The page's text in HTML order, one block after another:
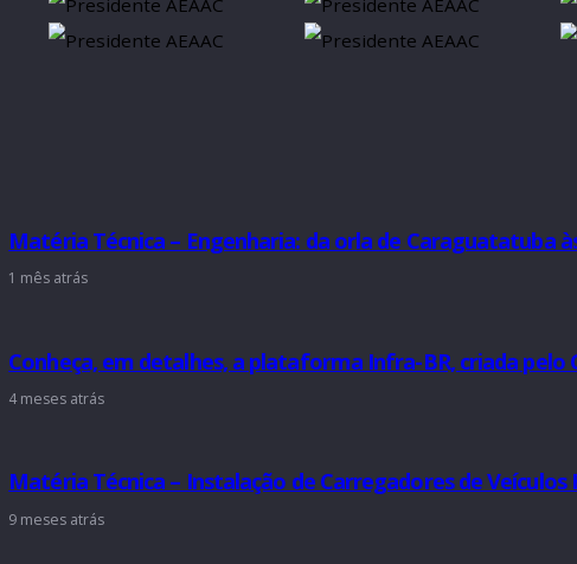
1 mês atrás